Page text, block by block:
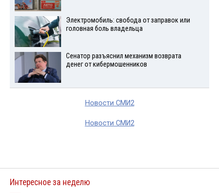
Электромобиль: свобода от заправок или
головная боль владельца
Сенатор разъяснил механизм возврата
денег от кибермошенников
Новости СМИ2
Новости СМИ2
Интересное за неделю